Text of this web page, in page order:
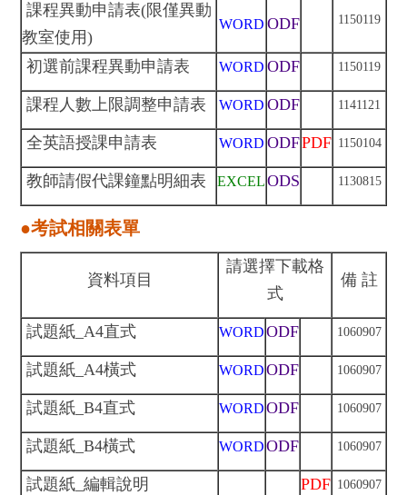
課程異動申請表(限僅異動
教室使用)
WORD ODF 1150119
初選前課程異動申請表 WORD ODF 1150119
課程人數上限調整申請表 WORD ODF 1141121
全英語授課申請表 WORD ODFPDF 1150104
教師請假代課鐘點明細表 EXCELODS 1130815
●考試相關表單
資料項目
請選擇下載格
式
備 註
試題紙_A4直式 WORDODF 1060907
試題紙_A4橫式 WORDODF 1060907
試題紙_B4直式 WORDODF 1060907
試題紙_B4橫式 WORDODF 1060907
試題紙_編輯說明 PDF 1060907